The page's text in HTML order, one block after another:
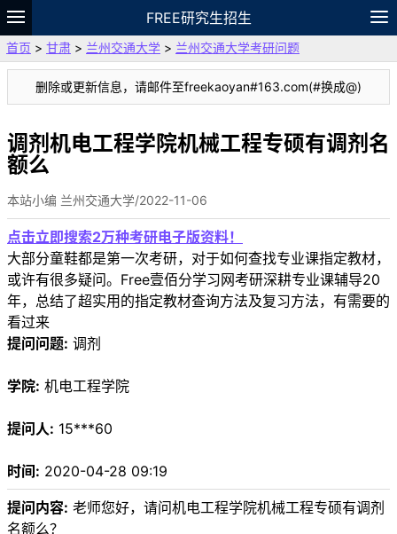
FREE研究生招生
题库
故事 专题 APP 笔记
论坛
VIP
资料
首页 > 甘肃 > 兰州交通大学 > 兰州交通大学考研问题
删除或更新信息，请邮件至freekaoyan#163.com(#换成@)
调剂机电工程学院机械工程专硕有调剂名
额么
本站小编 兰州交通大学/2022-11-06
点击立即搜索2万种考研电子版资料！
大部分童鞋都是第一次考研，对于如何查找专业课指定教材，
或许有很多疑问。Free壹佰分学习网考研深耕专业课辅导20
年，总结了超实用的指定教材查询方法及复习方法，有需要的
看过来
提问问题: 调剂
学院: 机电工程学院
提问人: 15***60
时间: 2020-04-28 09:19
提问内容: 老师您好，请问机电工程学院机械工程专硕有调剂
名额么？